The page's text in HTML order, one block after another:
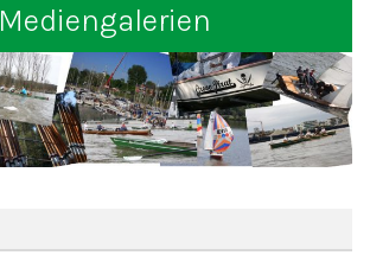
Mediengalerien